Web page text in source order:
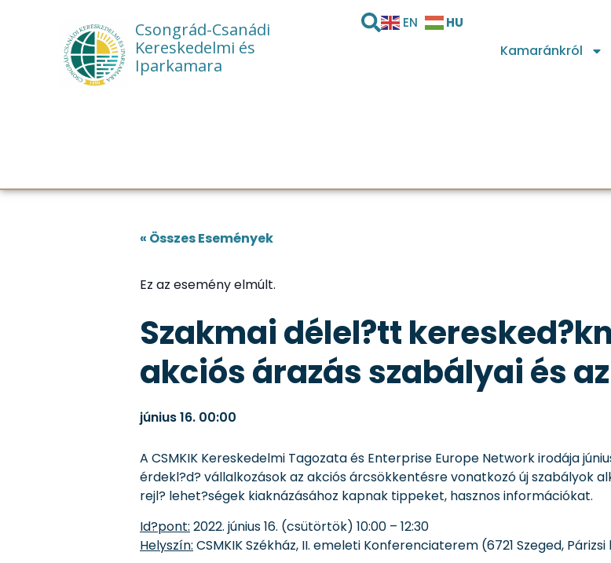
Csongrád-Csanádi
Kereskedelmi és
Iparkamara
EN HU
Kamaránkról
« Összes Események
Ez az esemény elmúlt.
Szakmai délel?tt
akciós árazás szabályai és
június 16. 00:00
A CSMKIK Kereskedelmi Tagozata és Enterprise Europe Network irodája
érdekl?d? vállalkozások az akciós árcsökkentésre vonatkozó új szabályok
rejl? lehet?ségek kiaknázásához kapnak tippeket, hasznos információkat.
Id?pont: 2022. június 16. (csütörtök) 10:00 – 12:30
Helyszín: CSMKIK Székház, II. emeleti Konferenciaterem (6721 Szeged, Párizsi